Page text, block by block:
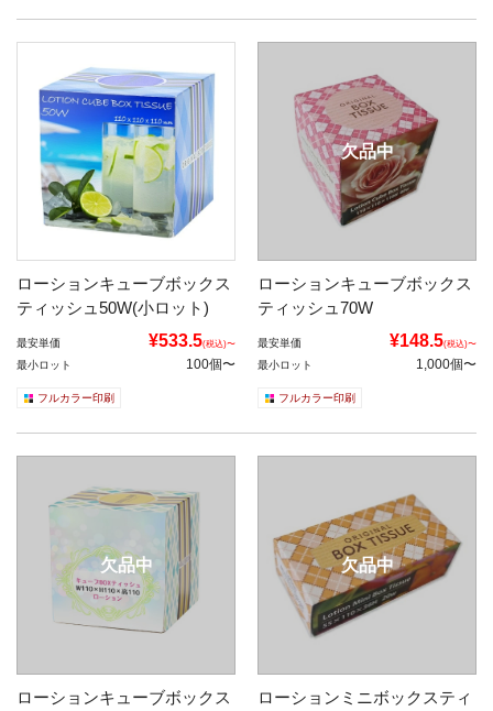
ローションキューブボックス
ティッシュ50W(小ロット)
最安単価 ¥533.5(税込)〜
最小ロット 100個〜
フルカラー印刷
欠品中
ローションキューブボックス
ティッシュ70W
最安単価 ¥148.5(税込)〜
最小ロット 1,000個〜
フルカラー印刷
欠品中
ローションキューブボックス
欠品中
ローションミニボックスティ